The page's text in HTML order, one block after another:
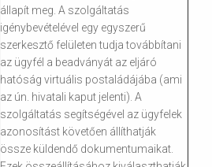
állapít meg. A szolgáltatás
igénybevételével egy egyszerű
szerkesztő felületen tudja továbbítani
az ügyfél a beadványát az eljáró
hatóság virtuális postaládájába (ami
az ún. hivatali kaput jelenti). A
szolgáltatás segítségével az ügyfelek
azonosítást követően állíthatják
össze küldendő dokumentumaikat.